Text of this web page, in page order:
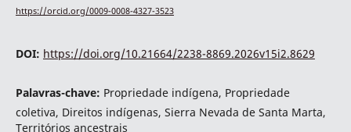
https://orcid.org/0009-0008-4327-3523
DOI: https://doi.org/10.21664/2238-8869.2026v15i2.8629
Palavras-chave: Propriedade indígena, Propriedade
coletiva, Direitos indígenas, Sierra Nevada de Santa Marta,
Territórios ancestrais